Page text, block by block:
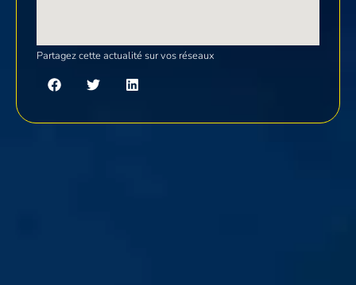
Partagez cette actualité sur vos réseaux